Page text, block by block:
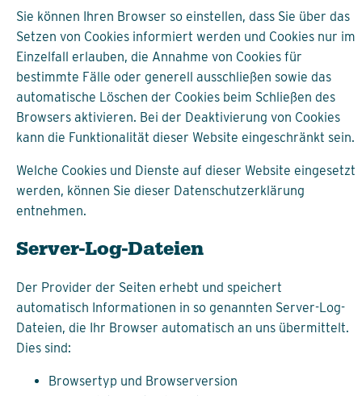
Sie können Ihren Browser so einstellen, dass Sie über das
Setzen von Cookies informiert werden und Cookies nur im
Einzelfall erlauben, die Annahme von Cookies für
bestimmte Fälle oder generell ausschließen sowie das
automatische Löschen der Cookies beim Schließen des
Browsers aktivieren. Bei der Deaktivierung von Cookies
kann die Funktionalität dieser Website eingeschränkt sein.
Welche Cookies und Dienste auf dieser Website eingesetzt
werden, können Sie dieser Datenschutzerklärung
entnehmen.
Server-Log-Dateien
Der Provider der Seiten erhebt und speichert
automatisch Informationen in so genannten Server-Log-
Dateien, die Ihr Browser automatisch an uns übermittelt.
Dies sind:
Browsertyp und Browserversion